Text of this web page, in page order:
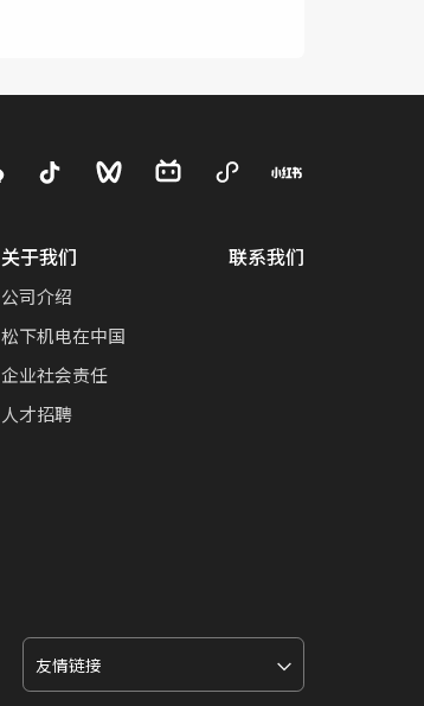
关于我们
公司介绍
松下机电在中国
企业社会责任
人才招聘
联系我们